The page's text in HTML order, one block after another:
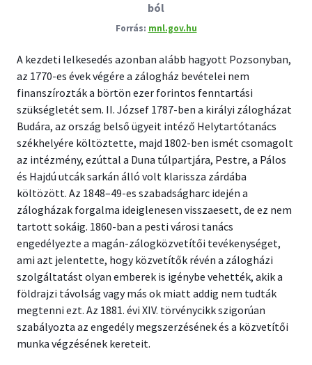
ból
mnl.gov.hu
A kezdeti lelkesedés azonban alább hagyott Pozsonyban,
az 1770-es évek végére a zálogház bevételei nem
finanszírozták a börtön ezer forintos fenntartási
szükségletét sem. II. József 1787-ben a királyi zálogházat
Budára, az ország belső ügyeit intéző Helytartótanács
székhelyére költöztette, majd 1802-ben ismét csomagolt
az intézmény, ezúttal a Duna túlpartjára, Pestre, a Pálos
és Hajdú utcák sarkán álló volt klarissza zárdába
költözött. Az 1848–49-es szabadságharc idején a
zálogházak forgalma ideiglenesen visszaesett, de ez nem
tartott sokáig. 1860-ban a pesti városi tanács
engedélyezte a magán-zálogközvetítői tevékenységet,
ami azt jelentette, hogy közvetítők révén a zálogházi
szolgáltatást olyan emberek is igénybe vehették, akik a
földrajzi távolság vagy más ok miatt addig nem tudták
megtenni ezt. Az 1881. évi XIV. törvénycikk szigorúan
szabályozta az engedély megszerzésének és a közvetítői
munka végzésének kereteit.